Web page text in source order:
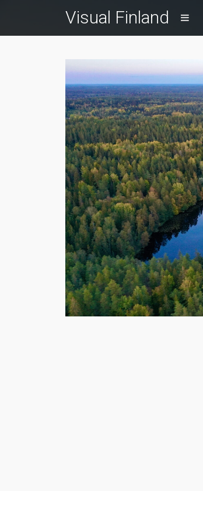
Visual Finland